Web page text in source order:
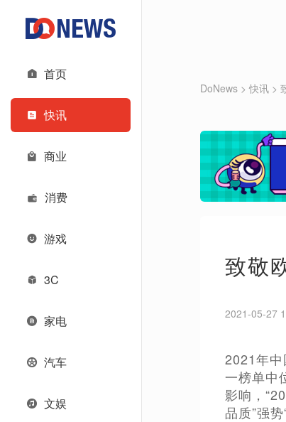
首页
快讯
商业
消费
游戏
3C
家电
汽车
文娱
DoNews >快讯 >
致敬
2021-05-27
2021年
一榜单中
影响，
品质”强